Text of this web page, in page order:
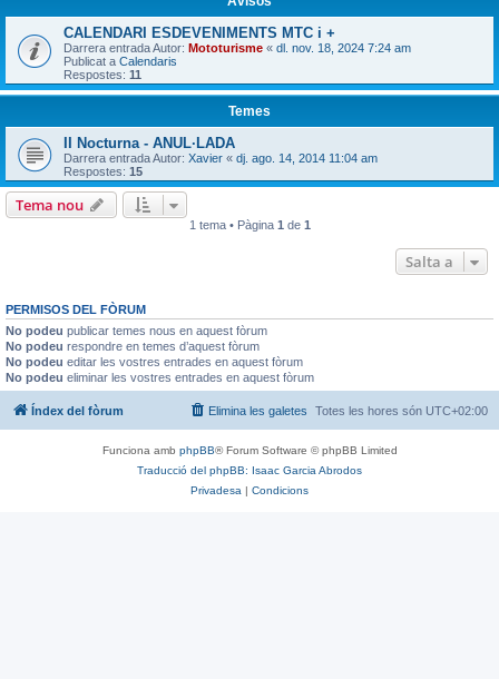
CALENDARI ESDEVENIMENTS MTC i +
Darrera entrada Autor: Mototurisme « dl. nov. 18, 2024 7:24 am
Publicat a Calendaris
Respostes: 11
Temes
II Nocturna - ANUL·LADA
Darrera entrada Autor: Xavier « dj. ago. 14, 2014 11:04 am
Respostes: 15
Tema nou
1 tema • Pàgina 1 de 1
Salta a
PERMISOS DEL FÒRUM
No podeu publicar temes nous en aquest fòrum
No podeu respondre en temes d’aquest fòrum
No podeu editar les vostres entrades en aquest fòrum
No podeu eliminar les vostres entrades en aquest fòrum
Índex del fòrum Totes les hores són UTC+02:00
Elimina les galetes
Funciona amb phpBB® Forum Software © phpBB Limited
Traducció del phpBB: Isaac Garcia Abrodos
Privadesa | Condicions